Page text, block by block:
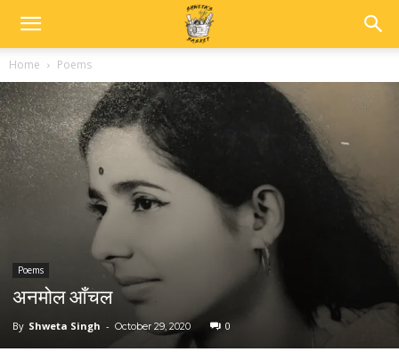
Home Poems
Poems
अनमोल आँचल
By Shweta Singh - October 29, 2020 0